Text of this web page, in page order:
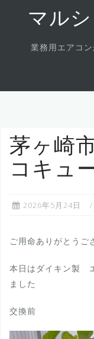
マル
業務用エアコ
茅ヶ崎
コキュ
2026年5月24日
ご用命ありがとうご
本日はダイキン製
ました
交換前